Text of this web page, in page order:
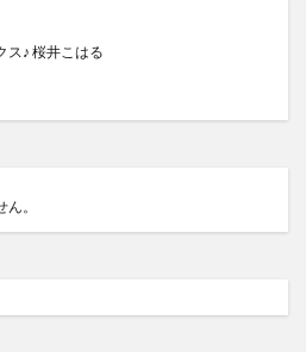
ス♪ 桜井こはる
。